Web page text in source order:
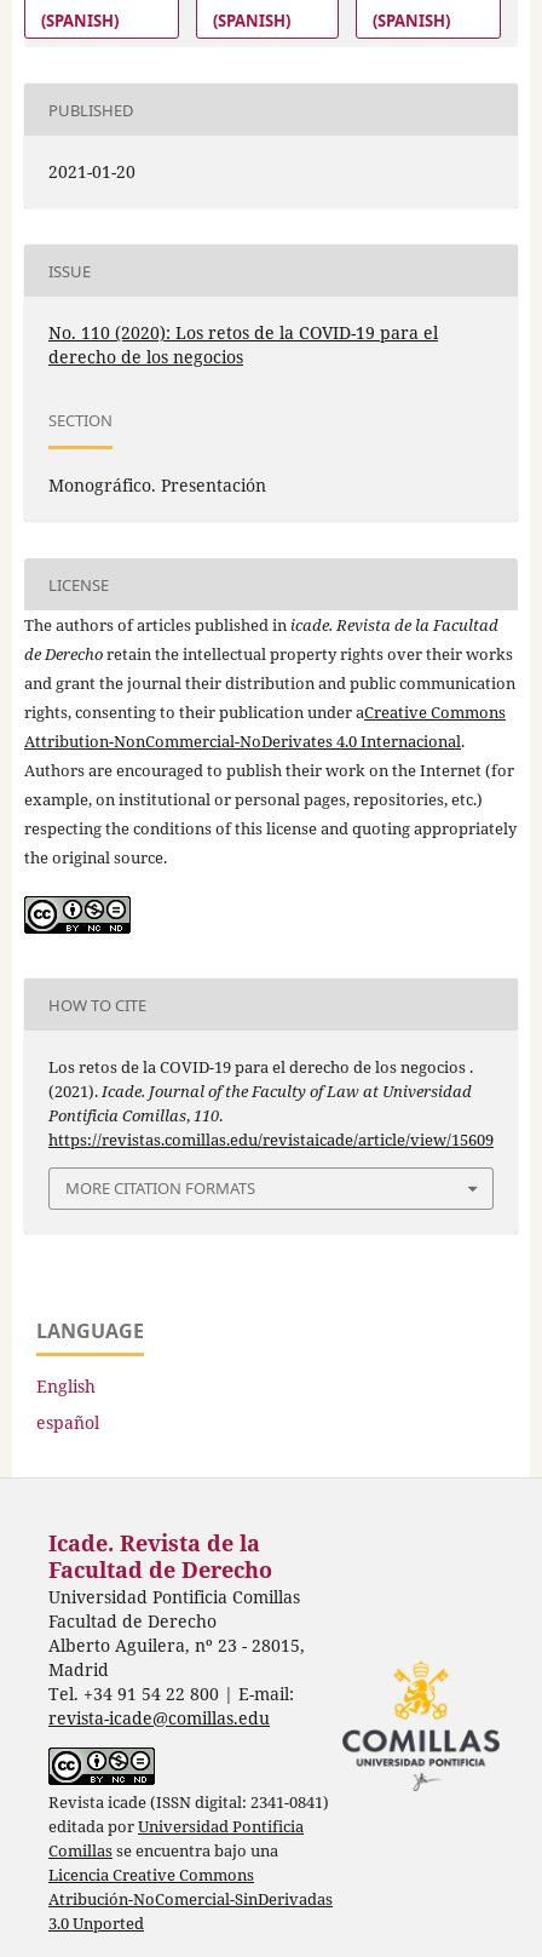
(SPANISH)
(SPANISH)
(SPANISH)
PUBLISHED
2021-01-20
ISSUE
No. 110 (2020): Los retos de la COVID-19 para el
derecho de los negocios
SECTION
Monográfico. Presentación
LICENSE
The authors of articles published in icade. Revista de la Facultad
de Derechoretain the intellectual property rights over their works
and grant the journal their distribution and public communication
rights, consenting to their publication under aCreative Commons
Attribution-NonCommercial-NoDerivates 4.0 Internacional.
Authors are encouraged to publish their work on the Internet (for
example, on institutional or personal pages, repositories, etc.)
respecting the conditions of this license and quoting appropriately
the original source.
HOW TO CITE
Los retos de la COVID-19 para el derecho de los negocios .
(2021).Icade. Journal of the Faculty of Law at Universidad
Pontificia Comillas,110.
https://revistas.comillas.edu/revistaicade/article/view/15609
MORE CITATION FORMATS
LANGUAGE
English
español
Icade. Revista de la
Facultad de Derecho
Universidad Pontificia Comillas
Facultad de Derecho
Alberto Aguilera, nº 23 - 28015,
Madrid
Tel. +34 91 54 22 800 | E-mail:
revista-icade@comillas.edu
Revista icade (ISSN digital: 2341-0841)
editada porUniversidad Pontificia
Comillasse encuentra bajo una
Licencia Creative Commons
Atribución-NoComercial-SinDerivadas
3.0 Unported